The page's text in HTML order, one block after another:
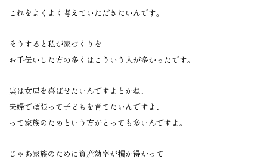
これをよくよく考えていただきたいんです。
そうすると私が家づくりを
お手伝いした方の多くはこういう人が多かったです。
実は女房を喜ばせたいんですよとかね、
夫婦で頑張って子どもを育てたいんですよ、
って家族のためという方がとっても多いんですよ。
じゃあ家族のために資産効率が損か得かって